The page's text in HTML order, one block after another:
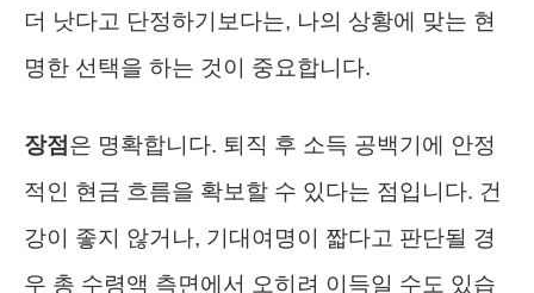
더 낫다고 단정하기보다는, 나의 상황에 맞는 현
명한 선택을 하는 것이 중요합니다.
장점 은 명확합니다. 퇴직 후 소득 공백기에 안정
적인 현금 흐름을 확보할 수 있다는 점입니다. 건
강이 좋지 않거나, 기대여명이 짧다고 판단될 경
우 총 수령액 측면에서 오히려 이득일 수도 있습